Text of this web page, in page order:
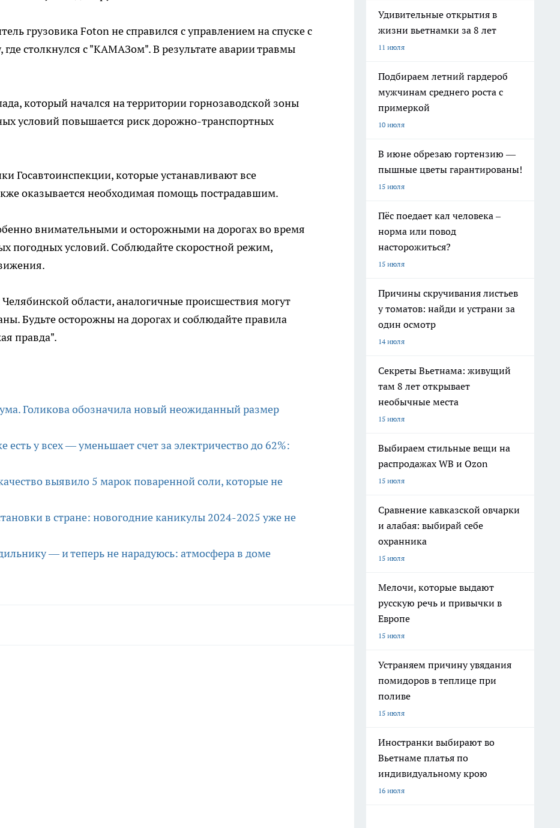
грузовика Foton не справился с управлением на спуске с
столкнулся с "КАМАЗом". В результате аварии травмы
который начался на территории горнозаводской зоны
условий повышается риск дорожно-транспортных
Госавтоинспекции, которые устанавливают все
оказывается необходимая помощь пострадавшим.
внимательными и осторожными на дорогах во время
погодных условий. Соблюдайте скоростной режим,
области, аналогичные происшествия могут
Будьте осторожны на дорогах и соблюдайте правила
правда".
Голикова обозначила новый неожиданный размер
есть у всех — уменьшает счет за электричество до 62%:
выявило 5 марок поваренной соли, которые не
в стране: новогодние каникулы 2024-2025 уже не
— и теперь не нарадуюсь: атмосфера в доме
Удивительные открытия в
жизни вьетнамки за 8 лет
11 июля
Подбираем летний гардероб
мужчинам среднего роста с
примеркой
10 июля
В июне обрезаю гортензию —
пышные цветы гарантированы!
15 июля
Пёс поедает кал человека –
норма или повод
насторожиться?
15 июля
Причины скручивания листьев
у томатов: найди и устрани за
один осмотр
14 июля
Секреты Вьетнама: живущий
там 8 лет открывает
необычные места
15 июля
Выбираем стильные вещи на
распродажах WB и Ozon
15 июля
Сравнение кавказской овчарки
и алабая: выбирай себе
охранника
15 июля
Мелочи, которые выдают
русскую речь и привычки в
Европе
15 июля
Устраняем причину увядания
помидоров в теплице при
поливе
15 июля
Иностранки выбирают во
Вьетнаме платья по
индивидуальному крою
16 июля